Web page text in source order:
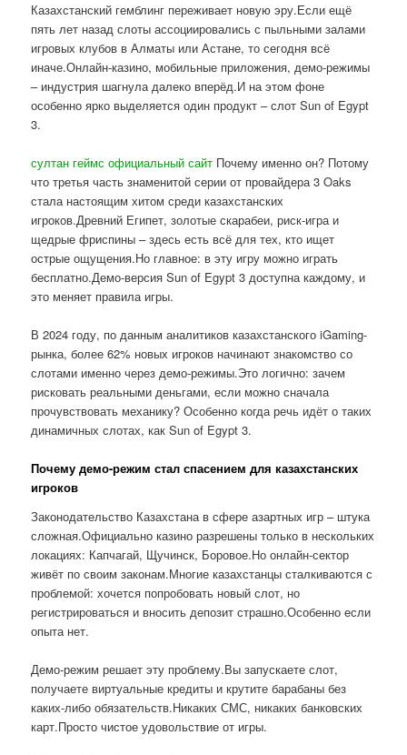
Казахстанский гемблинг переживает новую эру.Если ещё
пять лет назад слоты ассоциировались с пыльными залами
игровых клубов в Алматы или Астане, то сегодня всё
иначе.Онлайн-казино, мобильные приложения, демо-режимы
– индустрия шагнула далеко вперёд.И на этом фоне
особенно ярко выделяется один продукт – слот Sun of Egypt
3.
султан геймс официальный сайт Почему именно он? Потому
что третья часть знаменитой серии от провайдера 3 Oaks
стала настоящим хитом среди казахстанских
игроков.Древний Египет, золотые скарабеи, риск-игра и
щедрые фриспины – здесь есть всё для тех, кто ищет
острые ощущения.Но главное: в эту игру можно играть
бесплатно.Демо-версия Sun of Egypt 3 доступна каждому, и
это меняет правила игры.
В 2024 году, по данным аналитиков казахстанского iGaming-
рынка, более 62% новых игроков начинают знакомство со
слотами именно через демо-режимы.Это логично: зачем
рисковать реальными деньгами, если можно сначала
прочувствовать механику? Особенно когда речь идёт о таких
динамичных слотах, как Sun of Egypt 3.
Почему демо-режим стал спасением для казахстанских
игроков
Законодательство Казахстана в сфере азартных игр – штука
сложная.Официально казино разрешены только в нескольких
локациях: Капчагай, Щучинск, Боровое.Но онлайн-сектор
живёт по своим законам.Многие казахстанцы сталкиваются с
проблемой: хочется попробовать новый слот, но
регистрироваться и вносить депозит страшно.Особенно если
опыта нет.
Демо-режим решает эту проблему.Вы запускаете слот,
получаете виртуальные кредиты и крутите барабаны без
каких-либо обязательств.Никаких СМС, никаких банковских
карт.Просто чистое удовольствие от игры.